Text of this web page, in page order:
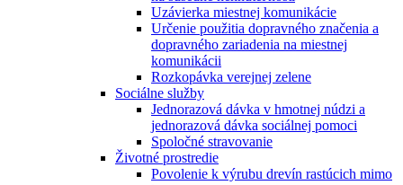
Uzávierka miestnej komunikácie
Určenie použitia dopravného značenia a
dopravného zariadenia na miestnej
komunikácii
Rozkopávka verejnej zelene
Sociálne služby
Jednorazová dávka v hmotnej núdzi a
jednorazová dávka sociálnej pomoci
Spoločné stravovanie
Životné prostredie
Povolenie k výrubu drevín rastúcich mimo